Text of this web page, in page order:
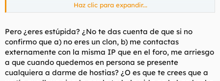
A ver imbecil, supuestamente el que presta podemos llamarlo
hecho, te dije una notaria concreta mas garantia que eso ya
me diras y resulta que el que pide el prestamo (TU) eres el que
pone condiciones.
Anda y que te den muchacho, estas enfermo y tu recorrido
aqui obviamente sera el que te permitan con tus hilos ciclicos
que parece que dan mucho de si.
Haz clic para expandir...
Pero ¿eres estúpida? ¿No te das cuenta de que si no
confirmo que a) no eres un clon, b) me contactas
externamente con la misma IP que en el foro, me arriesgo
a que cuando quedemos en persona se presente
cualquiera a darme de hostias? ¿O es que te crees que a